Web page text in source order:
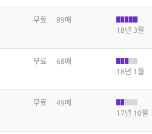
무료
89매
18년 3월
무료
68매
18년 1월
무료
49매
17년 10월